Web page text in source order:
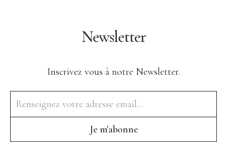
Newsletter
Inscrivez vous à notre Newsletter.